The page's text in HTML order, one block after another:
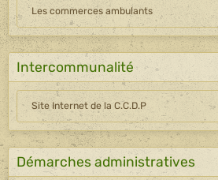
Les commerces ambulants
Intercommunalité
Site Internet de la C.C.D.P
Démarches administratives